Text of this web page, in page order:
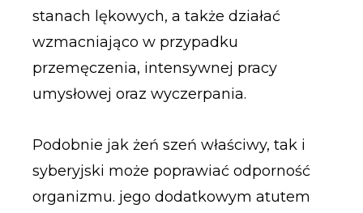
stanach lękowych, a także działać
wzmacniająco w przypadku
przemęczenia, intensywnej pracy
umysłowej oraz wyczerpania.
Podobnie jak żeń szeń właściwy, tak i
syberyjski może poprawiać odporność
organizmu. jego dodatkowym atutem